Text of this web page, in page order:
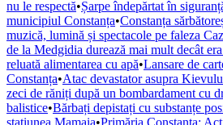
nu le respectă•Șarpe îndepărtat în
municipiul Constanța•Constanța
muzică, lumină și spectacole pe faleza
de la Medgidia durează mai mult decât
reluată alimentarea cu apă•Lansare de
Constanța•Atac devastator asupra
zeci de răniți după un bombardament cu
balistice•Bărbați depistați cu substanțe
stațiunea Mamaia•Primăria Constanța: